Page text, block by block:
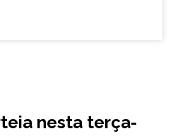
nesta terça-